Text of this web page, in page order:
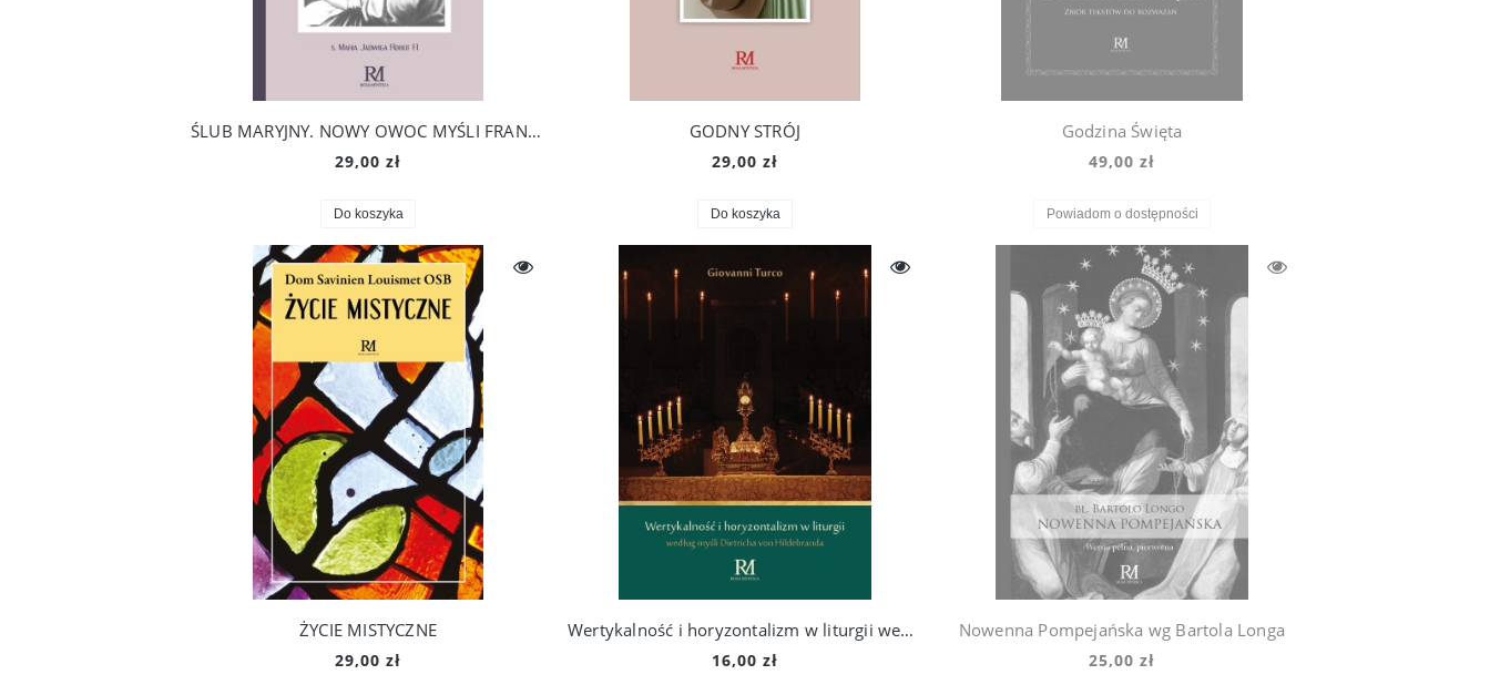
ŚLUB MARYJNY. NOWY OWOC MYŚLI FRANCISZKAŃSKIEJ
29,00 zł
Do koszyka
GODNY STRÓJ
29,00 zł
Do koszyka
Godzina Święta
49,00 zł
Powiadom o dostępności
ŻYCIE MISTYCZNE
29,00 zł
Wertykalność i horyzontalizm w liturgii według myśli Dietricha von Hildebranda
16,00 zł
Nowenna Pompejańska wg Bartola Longa
25,00 zł